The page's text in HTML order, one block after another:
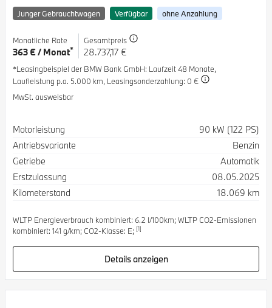
Junger Gebrauchtwagen Verfügbar ohne Anzahlung
Monatliche Rate
363 € / Monat*
Gesamtpreis
28.737,17 €
*Leasingbeispiel der BMW Bank GmbH: Laufzeit 48 Monate,
Laufleistung p.a. 5.000 km, Leasingsonderzahlung: 0 €
MwSt. ausweisbar
Spezifikation
Motorleistung
90 kW (122 PS)
Antriebsvariante
Benzin
Getriebe
Automatik
Erstzulassung
08.05.2025
Kilometerstand
18.069 km
WLTP Energieverbrauch kombiniert: 6.2 l/100km; WLTP CO2-Emissionen
kombiniert: 141 g/km; CO2-Klasse: E; [1]
Details anzeigen